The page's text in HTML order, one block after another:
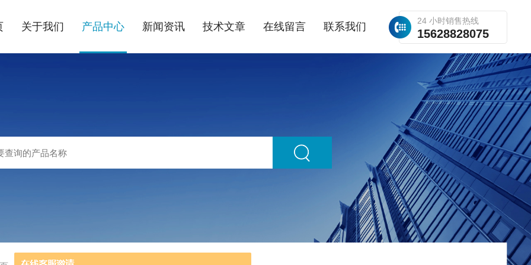
24 小时销售热线
15628828075
关于我们 产品中心 新闻资讯 技术文章 在线留言 联系我们